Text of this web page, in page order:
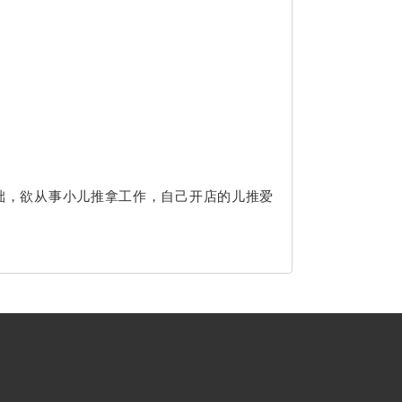
欲从事小儿推拿工作，自己开店的儿推爱